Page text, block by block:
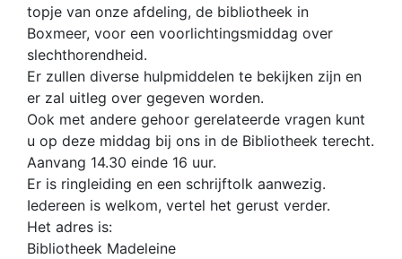
topje van onze afdeling, de bibliotheek in
Boxmeer, voor een voorlichtingsmiddag over
slechthorendheid.
Er zullen diverse hulpmiddelen te bekijken zijn en
er zal uitleg over gegeven worden.
Ook met andere gehoor gerelateerde vragen kunt
u op deze middag bij ons in de Bibliotheek terecht.
Aanvang 14.30 einde 16 uur.
Er is ringleiding en een schrijftolk aanwezig.
Iedereen is welkom, vertel het gerust verder.
Het adres is:
Bibliotheek Madeleine